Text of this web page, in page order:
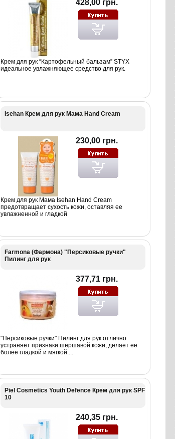
428,00 грн.
Крем для рук “Картофельный бальзам” STYX
идеальное увлажняющее средство для рук.
Isehan Крем для рук Мама Hand Cream
230,00 грн.
Крем для рук Мама Isehan Hand Cream
предотвращает сухость кожи, оставляя ее
увлажненной и гладкой
Farmona (Фармона) "Персиковые ручки"
Пилинг для рук
377,71 грн.
"Персиковые ручки" Пилинг для рук отлично
устраняет признаки шершавой кожи, делает ее
более гладкой и мягкой....
Piel Cosmetics Youth Defence Крем для рук SPF
10
240,35 грн.